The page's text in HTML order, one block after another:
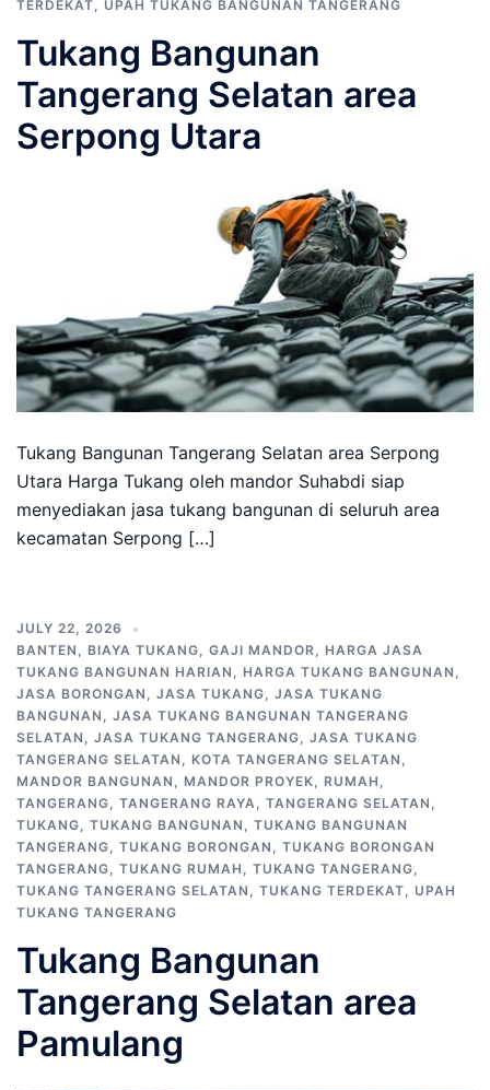
TERDEKAT, UPAH TUKANG BANGUNAN TANGERANG
Tukang Bangunan
Tangerang Selatan area
Serpong Utara
Tukang Bangunan Tangerang Selatan area Serpong
Utara Harga Tukang oleh mandor Suhabdi siap
menyediakan jasa tukang bangunan di seluruh area
kecamatan Serpong […]
JULY 22, 2026
BANTEN , BIAYA TUKANG, GAJI MANDOR, HARGA JASA
TUKANG BANGUNAN HARIAN , HARGA TUKANG BANGUNAN ,
JASA BORONGAN , JASA TUKANG, JASA TUKANG
BANGUNAN , JASA TUKANG BANGUNAN TANGERANG
SELATAN , JASA TUKANG TANGERANG, JASA TUKANG
TANGERANG SELATAN , KOTA TANGERANG SELATAN ,
MANDOR BANGUNAN , MANDOR PROYEK, RUMAH ,
TANGERANG, TANGERANG RAYA, TANGERANG SELATAN ,
TUKANG, TUKANG BANGUNAN , TUKANG BANGUNAN
TANGERANG, TUKANG BORONGAN , TUKANG BORONGAN
TANGERANG, TUKANG RUMAH , TUKANG TANGERANG,
TUKANG TANGERANG SELATAN , TUKANG TERDEKAT, UPAH
TUKANG TANGERANG
Tukang Bangunan
Tangerang Selatan area
Pamulang